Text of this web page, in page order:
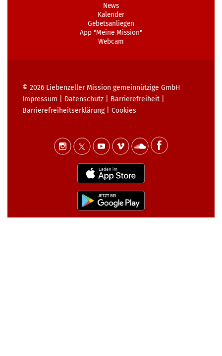
News
Kalender
Gebetsanliegen
App "Meine Mission"
Webcam
© 2026 Liebenzeller Mission gemeinnützige GmbH
Impressum
Datenschutz Barrierefreiheit
Barrierefreiheits­erklärung| Cookies